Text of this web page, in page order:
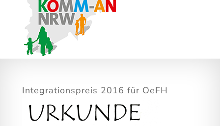
Integrationspreis 2016 für OeFH